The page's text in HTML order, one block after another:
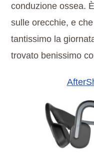
conduzione ossea.
sulle orecchie, e
tantissimo la
trovato benissimo